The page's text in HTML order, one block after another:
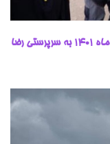
ششمین جلسه عملی ارزیابی پایان دوره 19 اسفند ماه ۱۴۰۱ به سرپرستی رضا